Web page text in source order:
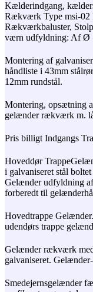
Kælderindgang,
Rækværk Type msi-02
Rækværkbaluster,
værn udfyldning: Af Ø
Montering af
håndliste i 43mm
12mm rundstål.
Montering, opsætning
gelænder rækværk m.
Pris billigt Indgangs
Hoveddør
i galvaniseret stål
Gelænder udfyldning
forberedt til
Hovedtrappe
udendørs trappe
Gelænder rækværk
galvaniseret.
Smedejernsgelænder